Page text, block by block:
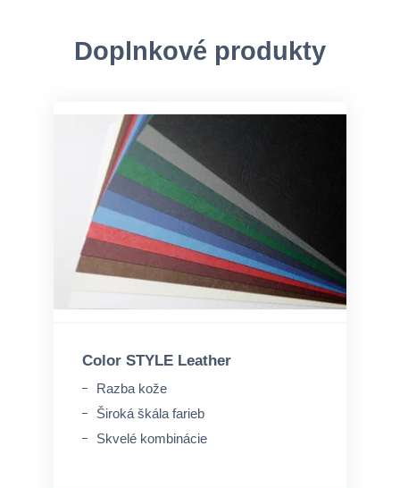
Doplnkové produkty
Color STYLE Leather
Razba kože
Široká škála farieb
Skvelé kombinácie